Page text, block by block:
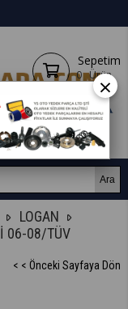
Sepetim
0 Ürün
LOGAN
06-08/TÜV
< < Önceki Sayfaya Dön
×